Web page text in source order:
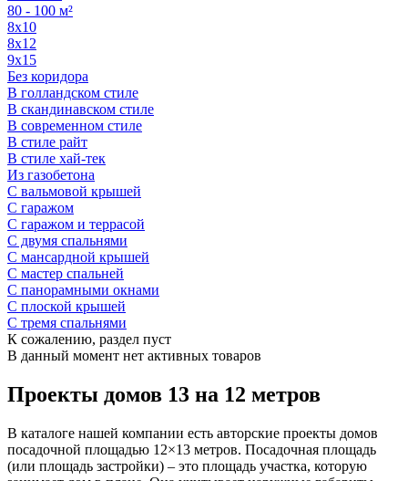
80 - 100 м²
8х10
8х12
9х15
Без коридора
В голландском стиле
В скандинавском стиле
В современном стиле
В стиле райт
В стиле хай-тек
Из газобетона
С вальмовой крышей
С гаражом
С гаражом и террасой
С двумя спальнями
С мансардной крышей
С мастер спальней
С панорамными окнами
С плоской крышей
С тремя спальнями
К сожалению, раздел пуст
В данный момент нет активных товаров
Проекты домов 13 на 12 метров
В каталоге нашей компании есть авторские проекты домов
посадочной площадью 12×13 метров. Посадочная площадь
(или площадь застройки) – это площадь участка, которую